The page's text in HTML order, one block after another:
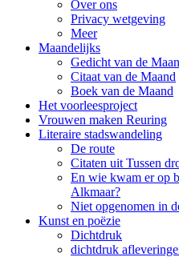
Over ons
Privacy wetgeving
Meer
Maandelijks
Gedicht van de
Citaat van de Maand
Boek van de Maand
Het voorleesproject
Vrouwen maken Reuring
Literaire stadswandeling
De route
Citaten uit Tussen
En wie kwam er op
Alkmaar?
Niet opgenomen in
Kunst en poëzie
Dichtdruk
dichtdruk